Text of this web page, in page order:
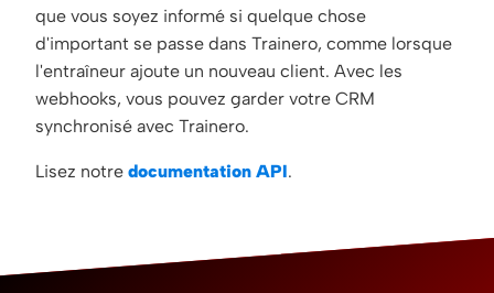
que vous soyez informé si quelque chose
d'important se passe dans Trainero, comme lorsque
l'entraîneur ajoute un nouveau client. Avec les
webhooks, vous pouvez garder votre CRM
synchronisé avec Trainero.
Lisez notre documentation API.